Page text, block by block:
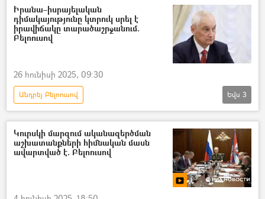
Ռուսաստան
Ազիզ Նասիրզադե
Քազեմ Ջալալի
բանակցություններ
Մոսկվա
Իրանա–իսրայելական
դիմակայությունը կտրուկ սրել է
իրավիճակը տարածաշրջանում.
Բելոուսով
26 հունիսի 2025, 09:30
Անդրեյ Բելոուսով
Իրանի Իսլամական Հանրապետություն
Իսրայել
ՇՀԿ
Եվս 3
Կուրսկի մարզում ականազերծման
աշխատանքների հիմնական մասն
ավարտված է. Բելոուսով